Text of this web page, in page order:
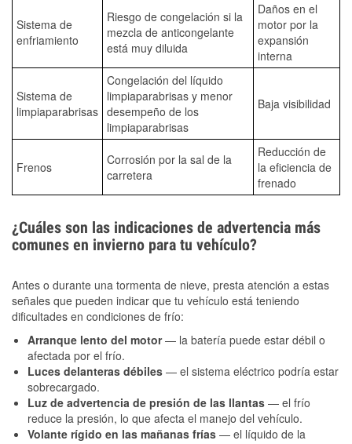
Sistema de
enfriamiento
Riesgo de congelación si la
mezcla de anticongelante
está muy diluida
Daños en el
motor por la
expansión
interna
Sistema de
limpiaparabrisas
Congelación del líquido
limpiaparabrisas y menor
desempeño de los
limpiaparabrisas
Baja visibilidad
Frenos
Corrosión por la sal de la
carretera
Reducción de
la eficiencia de
frenado
¿Cuáles son las indicaciones de advertencia más
comunes en invierno para tu vehículo?
Antes o durante una tormenta de nieve, presta atención a estas
señales que pueden indicar que tu vehículo está teniendo
dificultades en condiciones de frío:
Arranque lento del motor— la batería puede estar débil o
afectada por el frío.
Luces delanteras débiles — el sistema eléctrico podría estar
sobrecargado.
Luz de advertencia de presión de las llantas — el frío
reduce la presión, lo que afecta el manejo del vehículo.
Volante rígido en las mañanas frías — el líquido de la